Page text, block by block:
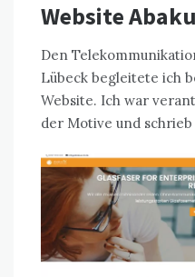
Website
Den
Lübeck begleitete ich
Website. Ich war
der Motive und